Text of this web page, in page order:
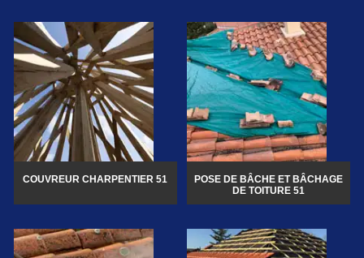
COUVREUR CHARPENTIER 51
POSE DE BÂCHE ET BÂCHAGE
DE TOITURE 51